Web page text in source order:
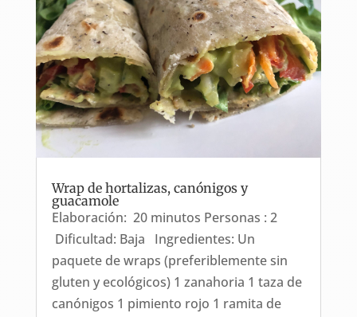
Wrap de hortalizas, canónigos y
guacamole
Elaboración: 20 minutos Personas : 2
Dificultad: Baja Ingredientes: Un
paquete de wraps (preferiblemente sin
gluten y ecológicos) 1 zanahoria 1 taza de
canónigos 1 pimiento rojo 1 ramita de